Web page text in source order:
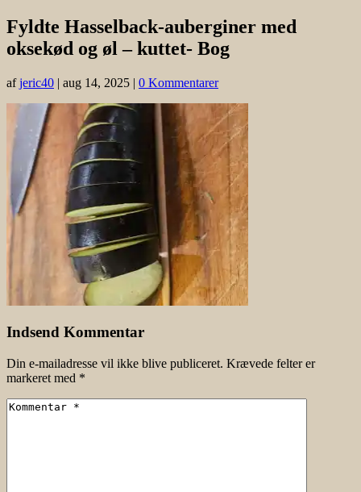
Fyldte Hasselback-auberginer med
oksekød og øl – kuttet- Bog
afjeric40 | aug 14, 2025 | 0 Kommentarer
Indsend Kommentar
Din e-mailadresse vil ikke blive publiceret. Krævede felter er
markeret med *